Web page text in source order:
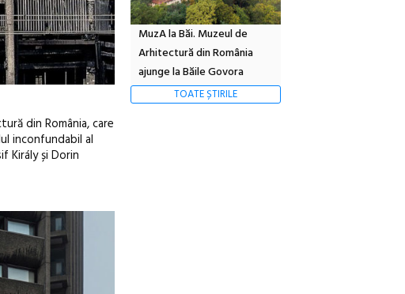
din România, care
inconfundabil al
Király și Dorin
MuzA la Băi. Muzeul de
Arhitectură din România
ajunge la Băile Govora
TOATE ȘTIRILE